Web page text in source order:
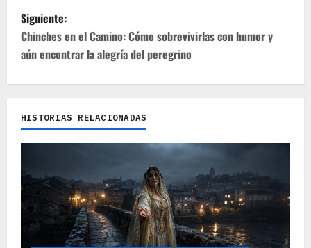
v
e
g
a
c
i
n
d
Siguiente:
Chinches en el Camino: Cómo sobrevivirlas con humor y
aún encontrar la alegría del peregrino
HISTORIAS RELACIONADAS